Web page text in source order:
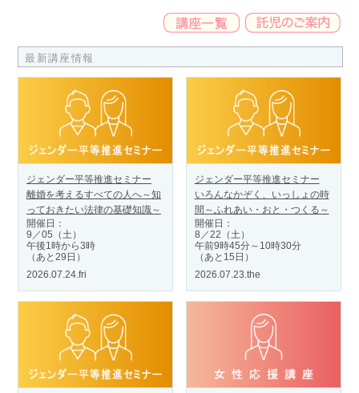
最新講座情報
ジェンダー平等推進セミナー
離婚を考えるすべての人へ～知
っておきたい法律の基礎知識～
開催日：
9／05（土）
午後1時から3時
（あと29日）
2026.07.24.fri
ジェンダー平等推進セミナー
いろんなかぞく、いっしょの時
間～ふれあい・おと・つくる～
開催日：
8／22（土）
午前9時45分～10時30分
（あと15日）
2026.07.23.the